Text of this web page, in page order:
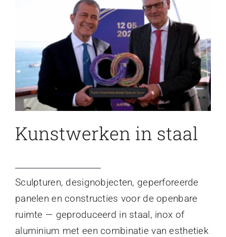
Kunstwerken in staal
Sculpturen, designobjecten, geperforeerde
panelen en constructies voor de openbare
ruimte — geproduceerd in staal, inox of
aluminium met een combinatie van esthetiek